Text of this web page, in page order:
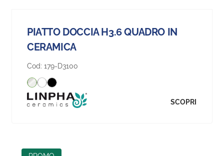
PIATTO DOCCIA H3.6 QUADRO IN
CERAMICA
Cod: 179-D3100
SCOPRI